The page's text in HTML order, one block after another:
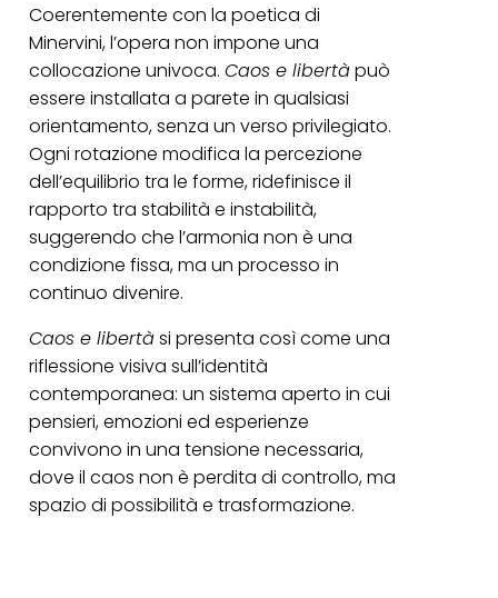
Coerentemente con la poetica di
Minervini, l’opera non impone una
collocazione univoca.Caos e libertàpuò
essere installata a parete in qualsiasi
orientamento, senza un verso privilegiato.
Ogni rotazione modifica la percezione
dell’equilibrio tra le forme, ridefinisce il
rapporto tra stabilità e instabilità,
suggerendo che l’armonia non è una
condizione fissa, ma un processo in
continuo divenire.
Caos e libertàsi presenta così come una
riflessione visiva sull’identità
contemporanea: un sistema aperto in cui
pensieri, emozioni ed esperienze
convivono in una tensione necessaria,
dove il caos non è perdita di controllo, ma
spazio di possibilità e trasformazione.